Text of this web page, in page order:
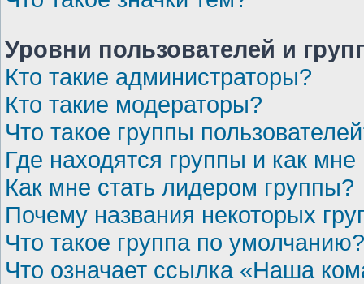
Уровни пользователей и
Кто такие администраторы?
Кто такие модераторы?
Что такое группы
Где находятся группы и как мне
Как мне стать лидером группы?
Почему названия некоторых
Что такое группа по умолчанию?
Что означает ссылка «Наша